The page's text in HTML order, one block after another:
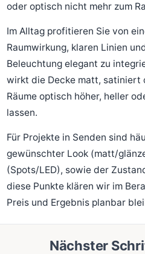
oder optisch nicht mehr zum
Im Alltag profitieren Sie von
Raumwirkung, klaren Linien
Beleuchtung elegant zu
wirkt die Decke matt, satiniert
Räume optisch höher, heller
lassen.
Für Projekte in Senden sind
gewünschter Look (matt/
(Spots/LED), sowie der
diese Punkte klären wir im
Preis und Ergebnis planbar
Nächster